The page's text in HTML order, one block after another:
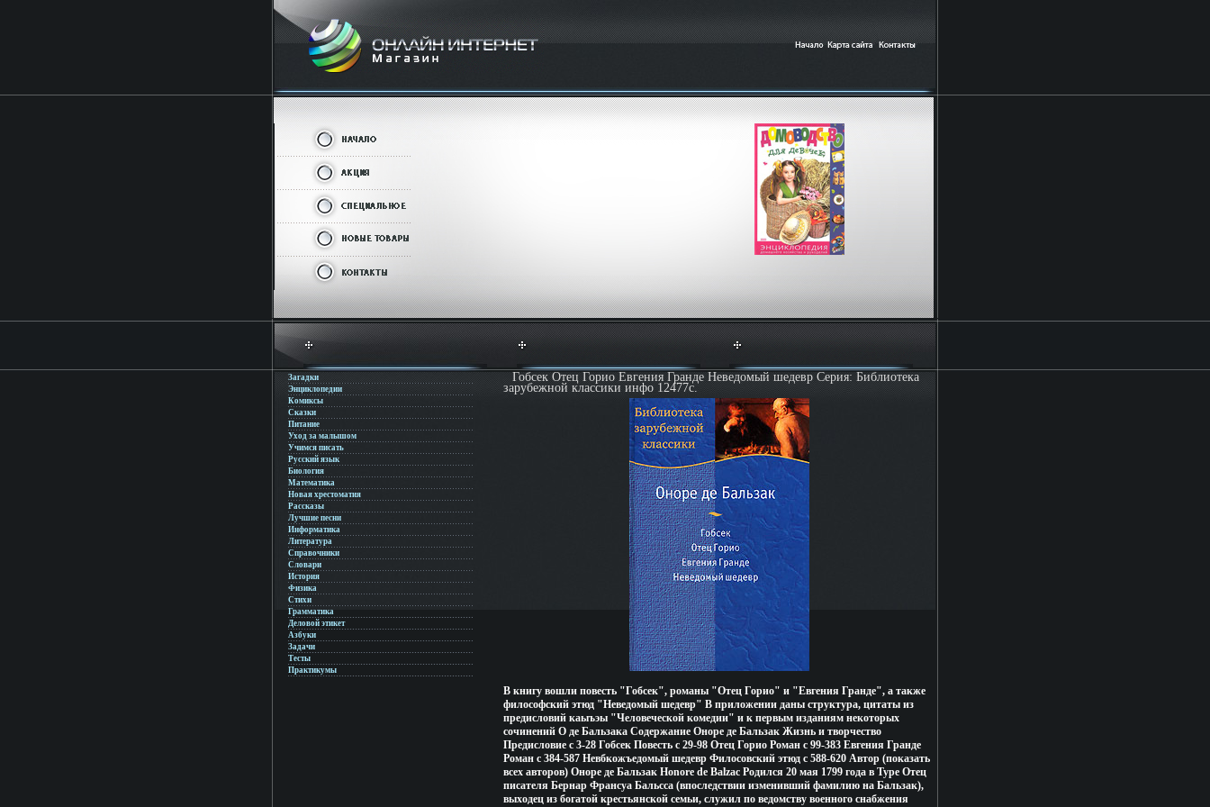
Загадки
Энциклопедии
Комиксы
Сказки
Питание
Уход за малышом
Учимся писать
Русский язык
Биология
Математика
Новая хрестоматия
Рассказы
Лучшие песни
Информатика
Литература
Справочники
Словари
История
Физика
Стихи
Грамматика
Деловой этикет
Азбуки
Задачи
Тесты
Практикумы
Гобсек Отец Горио Евгения Гранде Неведомый шедевр Серия: Библиотека
зарубежной классики инфо 12477c.
В книгу вошли повесть "Гобсек", романы "Отец Горио" и "Евгения Гранде", а также
философский этюд "Неведомый шедевр" В приложении даны структура, цитаты из
предисловий каыъэы "Человеческой комедии" и к первым изданиям некоторых
сочинений О де Бальзака Содержание Оноре де Бальзак Жизнь и творчество
Предисловие c 3-28 Гобсек Повесть c 29-98 Отец Горио Роман c 99-383 Евгения Гранде
Роман c 384-587 Невбкожъедомый шедевр Филосовский этюд c 588-620 Автор (показать
всех авторов) Оноре де Бальзак Honore de Balzac Родился 20 мая 1799 года в Туре Отец
писателя Бернар Франсуа Бальсса (впоследствии изменивший фамилию на Бальзак),
выходец из богатой крестьянской семьи, служил по ведомству военного снабжения